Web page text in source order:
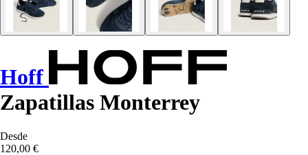
Hoff
Zapatillas Monterrey
Desde
120,00 €